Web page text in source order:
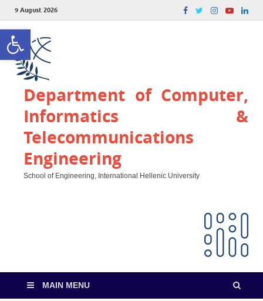
Open toolbar
9 August 2026
Department of Computer,
Informatics &
Telecommunications
Engineering
School of Engineering, International Hellenic University
MAIN MENU